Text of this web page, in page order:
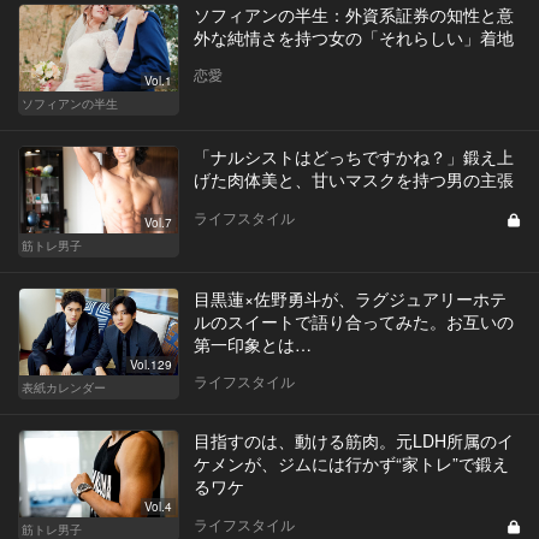
Vol.1
ソフィアンの半生
ソフィアンの半生：外資系証券の知性と意
外な純情さを持つ女の「それらしい」着地
恋愛
Vol.7
筋トレ男子
「ナルシストはどっちですかね？」鍛え上
げた肉体美と、甘いマスクを持つ男の主張
ライフスタイル
Vol.129
表紙カレンダー
目黒蓮×佐野勇斗が、ラグジュアリーホテ
ルのスイートで語り合ってみた。お互いの
第一印象とは…
ライフスタイル
Vol.4
筋トレ男子
目指すのは、動ける筋肉。元LDH所属のイ
ケメンが、ジムには行かず“家トレ”で鍛え
るワケ
ライフスタイル